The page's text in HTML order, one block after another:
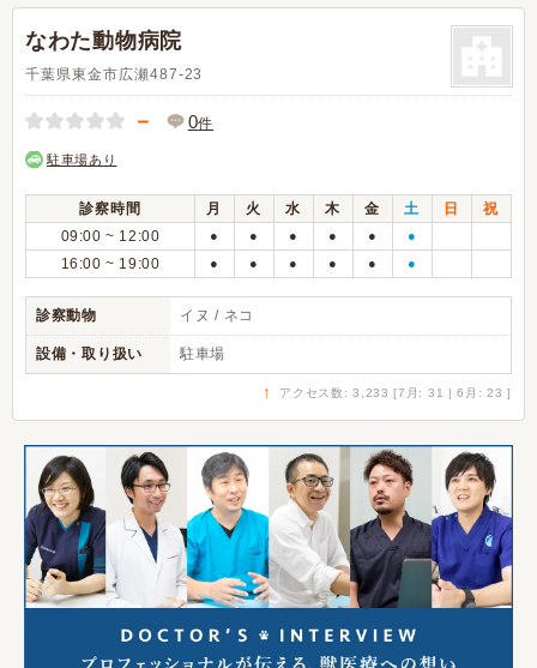
なわた動物病院
千葉県東金市広瀬487-23
－ 0件
駐車場あり
診察時間 月 火 水 木 金 土 日
祝
09:00 ~ 12:00
● ● ● ● ● ●
16:00 ~ 19:00 ● ● ● ● ● ●
診察動物 イヌ / ネコ
設備・取り扱い 駐車場
↑ アクセス数: 3,233 [7月: 31 | 6月: 23 ]